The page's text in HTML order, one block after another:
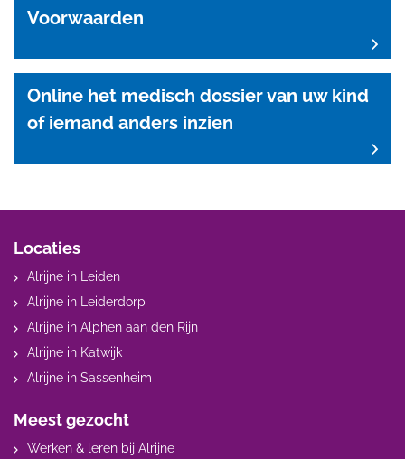
Voorwaarden
Online het medisch dossier van uw kind
of iemand anders inzien
Locaties
Alrijne in Leiden
Alrijne in Leiderdorp
Alrijne in Alphen aan den Rijn
Alrijne in Katwijk
Alrijne in Sassenheim
Meest gezocht
Werken & leren bij Alrijne